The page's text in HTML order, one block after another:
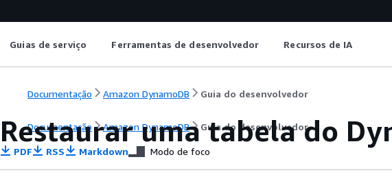
Guias de serviço Ferramentas de desenvolvedor Recursos de IA
Documentação Amazon DynamoDB Guia do desenvolvedor
Documentação Amazon DynamoDB Guia do desenvolvedor
Restaurar uma tabela do
PDF RSS Markdown Modo de foco